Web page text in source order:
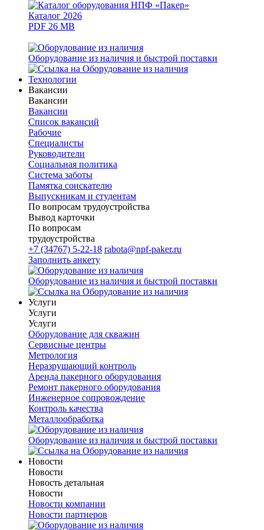
Каталог 2026
PDF 26 MB
Оборудование из наличия и быстрой поставки
Технологии
Вакансии
Вакансии
Вакансии
Список вакансий
Рабочие
Специалисты
Руководители
Cоциальная политика
Система заботы
Памятка соискателю
Выпускникам и студентам
По вопросам трудоустройства
Вывод карточки
По вопросам
трудоустройства
+7 (34767) 5-22-18 rabota@npf-paker.ru
Заполнить анкету
Оборудование из наличия и быстрой поставки
Услуги
Услуги
Услуги
Оборудование для скважин
Сервисные центры
Метрология
Неразрушающий контроль
Аренда пакерного оборудования
Ремонт пакерного оборудования
Инженерное сопровождение
Контроль качества
Металлообработка
Оборудование из наличия и быстрой поставки
Новости
Новости
Новость детальная
Новости
Новости компании
Новости партнеров